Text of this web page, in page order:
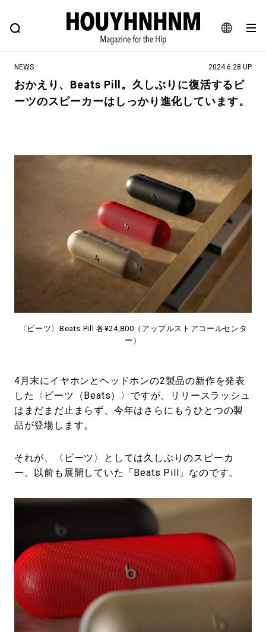
JA
EN
FEATURE BLOG SNAP
ヒップなファッション、カルチャー、ライフスタイルWEBマガジン
#マイナーグッド図鑑
#MONTHLY JOURNAL
#フイナムのYouTube
#FOCUS IT #AH.H
#ととけん #FASHION #MUSIC #MOVIE
#LIFESTYLE #SNEAKER #OUTDOOR
#HANDSOME HANDBOOK
NEWS 2024.6.28 UP
おかえり、Beats Pill。久しぶりに復活するビ
ーツのスピーカーはしっかり進化しています。
〈ビーツ〉Beats Pill 各¥24,800（アップルストアコールセンタ
ー）
4月末にイヤホンとヘッドホンの2製品の新作を発表
した〈ビーツ（Beats）〉ですが、リリースラッシュ
はまだまだ止まらず、今年はさらにもうひとつの製
品が登場します。
それが、〈ビーツ〉としては久しぶりのスピーカ
ー。以前も展開していた「Beats Pill」なのです。